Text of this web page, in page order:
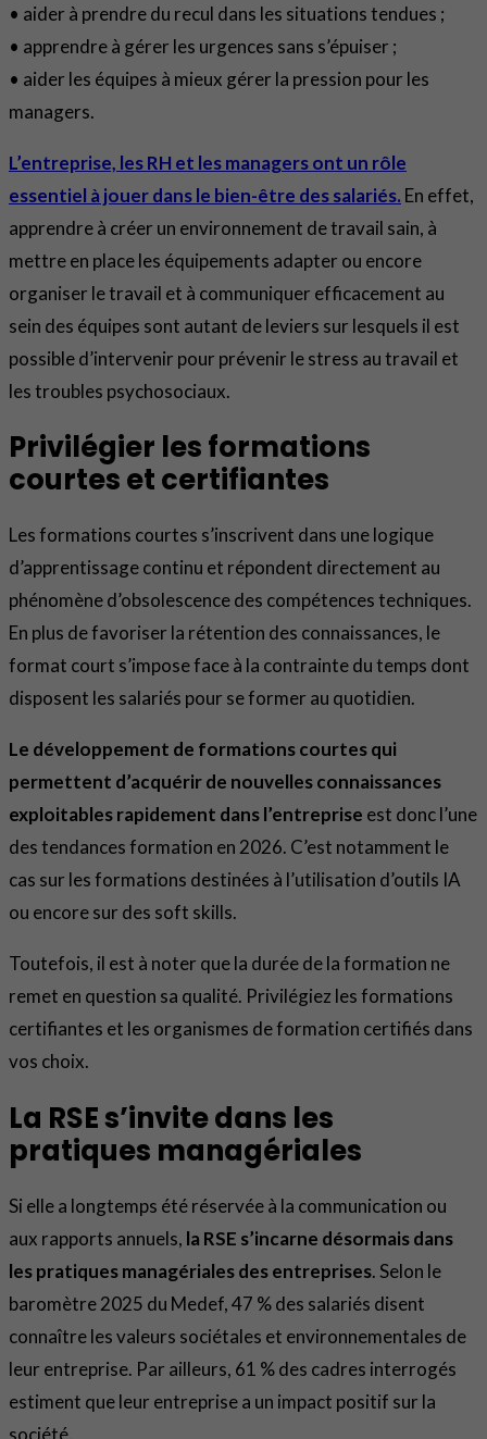
• aider à prendre du recul dans les situations tendues ;
• apprendre à gérer les urgences sans s’épuiser ;
• aider les équipes à mieux gérer la pression pour les
managers.
L’entreprise, les RH et les managers ont un rôle
essentiel à jouer dans le bien-être des salariés. En effet,
apprendre à créer un environnement de travail sain, à
mettre en place les équipements adapter ou encore
organiser le travail et à communiquer efficacement au
sein des équipes sont autant de leviers sur lesquels il est
possible d’intervenir pour prévenir le stress au travail et
les troubles psychosociaux.
Privilégier les formations
courtes et certifiantes
Les formations courtes s’inscrivent dans une logique
d’apprentissage continu et répondent directement au
phénomène d’obsolescence des compétences techniques.
En plus de favoriser la rétention des connaissances, le
format court s’impose face à la contrainte du temps dont
disposent les salariés pour se former au quotidien.
Le développement de formations courtes qui
permettent d’acquérir de nouvelles connaissances
exploitables rapidement dans l’entreprise est donc l’une
des tendances formation en 2026. C’est notamment le
cas sur les formations destinées à l’utilisation d’outils IA
ou encore sur des soft skills.
Toutefois, il est à noter que la durée de la formation ne
remet en question sa qualité. Privilégiez les formations
certifiantes et les organismes de formation certifiés dans
vos choix.
La RSE s’invite dans les
pratiques managériales
Si elle a longtemps été réservée à la communication ou
aux rapports annuels, la RSE s’incarne désormais dans
les pratiques managériales des entreprises. Selon le
baromètre 2025 du Medef, 47 % des salariés disent
connaître les valeurs sociétales et environnementales de
leur entreprise. Par ailleurs, 61 % des cadres interrogés
estiment que leur entreprise a un impact positif sur la
société.